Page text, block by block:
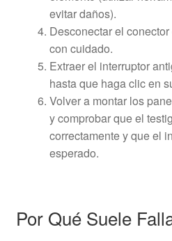
evitar daños).
Desconectar el
con cuidado.
Extraer el interruptor
hasta que haga clic en
Volver a montar los
y comprobar que el
correctamente y que el
esperado.
Por Qué Suele